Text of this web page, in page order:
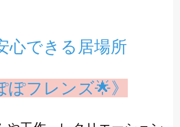
心できる居場所
ぽフレンズ🌟》